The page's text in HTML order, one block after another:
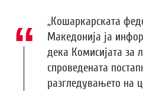
„Кошаркарската
Македонија ја
дека Комисијата за
спроведената
разгледувањето на